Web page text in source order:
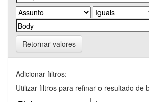
Retornar valores
Adicionar filtros:
Utilizar filtros para refinar o resultado de